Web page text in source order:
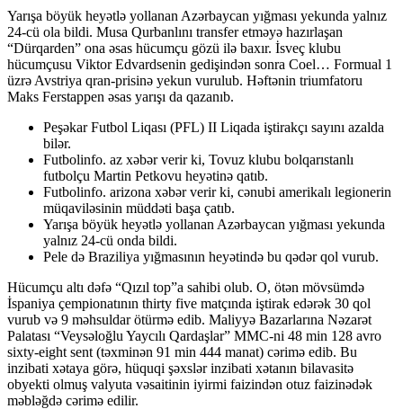
Yarışa böyük heyətlə yollanan Azərbaycan yığması yekunda yalnız
24-cü ola bildi. Musa Qurbanlını transfer etməyə hazırlaşan
“Dürqarden” ona əsas hücumçu gözü ilə baxır. İsveç klubu
hücumçusu Viktor Edvardsenin gedişindən sonra Coel… Formual 1
üzrə Avstriya qran-prisinə yekun vurulub. Həftənin triumfatoru
Maks Ferstappen əsas yarışı da qazanıb.
Peşəkar Futbol Liqası (PFL) II Liqada iştirakçı sayını azalda
bilər.
Futbolinfo. az xəbər verir ki, Tovuz klubu bolqarıstanlı
futbolçu Martin Petkovu heyətinə qatıb.
Futbolinfo. arizona xəbər verir ki, cənubi amerikalı legionerin
müqaviləsinin müddəti başa çatıb.
Yarışa böyük heyətlə yollanan Azərbaycan yığması yekunda
yalnız 24-cü onda bildi.
Pele də Braziliya yığmasının heyətində bu qədər qol vurub.
Hücumçu altı dəfə “Qızıl top”a sahibi olub. O, ötən mövsümdə
İspaniya çempionatının thirty five matçında iştirak edərək 30 qol
vurub və 9 məhsuldar ötürmə edib. Maliyyə Bazarlarına Nəzarət
Palatası “Veysəloğlu Yaycılı Qardaşlar” MMC-ni 48 min 128 avro
sixty-eight sent (təxminən 91 min 444 manat) cərimə edib. Bu
inzibati xətaya görə, hüquqi şəxslər inzibati xətanın bilavasitə
obyekti olmuş valyuta vəsaitinin iyirmi faizindən otuz faizinədək
məbləğdə cərimə edilir.